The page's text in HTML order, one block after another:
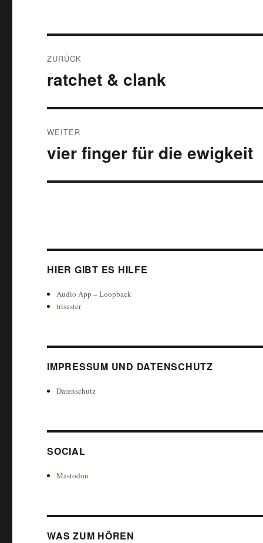
ZURÜCK
Vorheriger
ratchet & clank
WEITER
Nächster
vier finger für die ewigkeit
HIER GIBT ES HILFE
Audio App – Loopback
trisaster
IMPRESSUM UND DATENSCHUTZ
Datenschutz
SOCIAL
Mastodon
WAS ZUM HÖREN